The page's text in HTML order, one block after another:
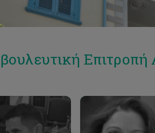
Επιτροπή
Email Email